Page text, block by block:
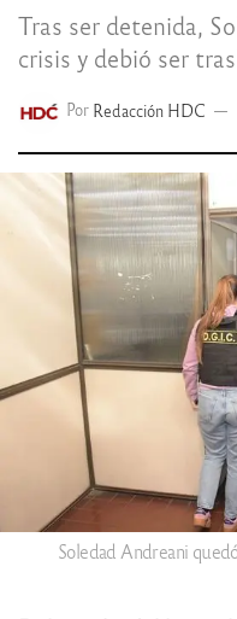
Tras ser detenida,
crisis y debió ser
Por Redacción HDC
Soledad Andreani